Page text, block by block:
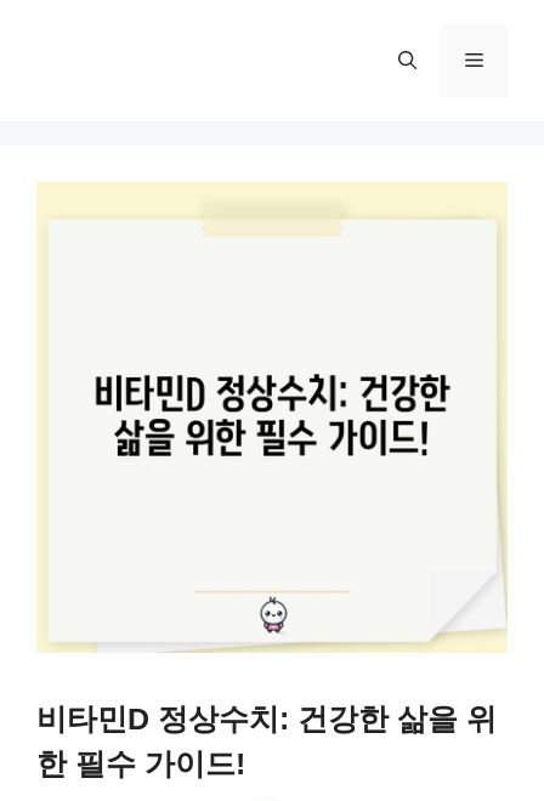
메
비타민D 정상수치: 건강한 삶을 위
한 필수 가이드!